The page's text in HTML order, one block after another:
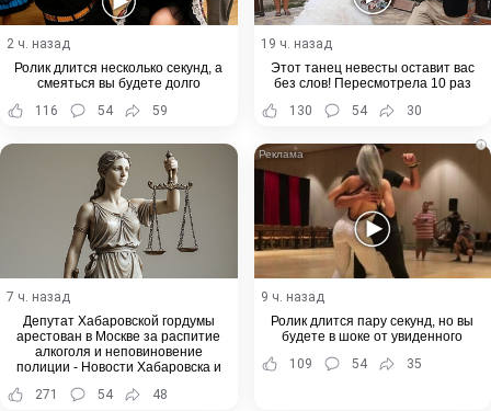
2 ч. назад
Ролик длится несколько секунд, а
смеяться вы будете долго
116
54 59
19 ч. назад
Этот танец невесты оставит вас
без слов! Пересмотрела 10 раз
130
54 30
7 ч. назад
Депутат Хабаровской гордумы
арестован в Москве за распитие
алкоголя и неповиновение
полиции - Новости Хабаровска и
271 54 48
i
9 ч. назад
Ролик длится пару секунд, но вы
будете в шоке от увиденного
109
54 35